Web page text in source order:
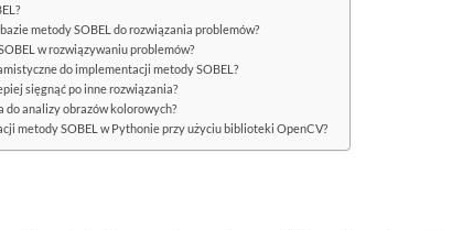
metody SOBEL do rozwiązania problemów?
w rozwiązywaniu problemów?
do implementacji metody SOBEL?
sięgnąć po inne rozwiązania?
do analizy obrazów kolorowych?
metody SOBEL w Pythonie przy użyciu biblioteki OpenCV?